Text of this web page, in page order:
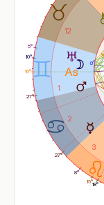
1
2
3
12
15°
10°
27°
27°
8°
5°
16°
18°